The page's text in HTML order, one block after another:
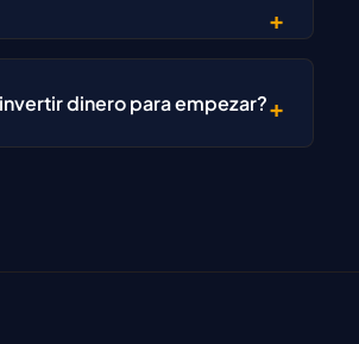
dinero para empezar?